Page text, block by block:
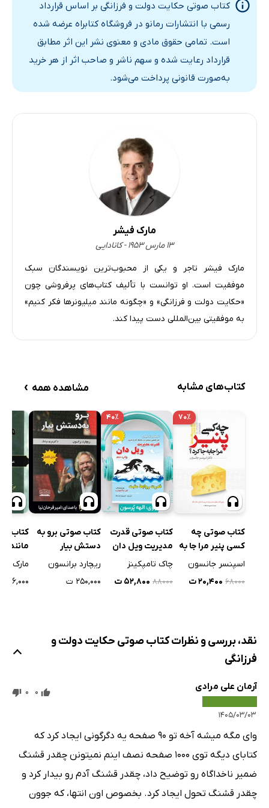
3 دقیقه پیامد کتاب صوتی حکایت دولت و فرزانگی بر اساس قرارداد
رسمی با انتشارات رمانو در فروشگاه کتابراه عرضه شده
است. تمامی حقوق مادی و معنوی نشر این اثر مطابق
قرارداد رعایت شده و سهم ناشر و صاحب اثر از هر خرید
به‌صورت قانونی پرداخت می‌شود.
مارک فیشر
۱۳ مارس ۱۹۵۳ - کانادایی
مارک فیشر تاجر و یکی از محبوب‌ترین نویسندگان سبک
موفقیت است. او توانست با تألیف کتاب‌های پرفروشی چون
«حکایت دولت و فرزانگی» و «چگونه مانند میلیونرها فکر کنیم»
به موفقیتی بین‌المللی دست پیدا کند.
کتاب‌های مشابه مشاهده همه ›
۷۰٪
کتاب صوتی چه
کسی پنیر مرا جا به
جا کرد؟
اسپنسر جانسون
۶۸۰۰۰ ۲۰,۴۰۰ ت
۴۰٪
کتاب صوتی قدرت
مدیریت ویل دان
چاک تامپکینز
۸۸۰۰۰ ۵۲,۸۰۰ ت
کتاب صوتی برو به
دستش بیار
ریچارد برانسون
۲۵۰,۰۰۰ ت
کتاب
مانند
کنیم
مارک
۹۶,۰۰۰ ت
نقد، بررسی و نظرات کتاب صوتی حکایت دولت و
فرزانگی
آرمان علی مرادی
۱۴۰۵/۰۳/۰۳
0
0
وای مگه میشه آخه تو ۹۰ صفحه یه دگرگونی ایجاد کرد که
کتابای دیگه توی ۱۰۰۰ صفحه نصف اینم نمیتونن چقدر قشنگ
ضمیر ناخداگاه رو توضیح داد، چقدر قشنگ آدم رو بیدار کرد و
چقدر قشنگ تحول ایجاد کرد. بخصوص اون انتها، که جوون